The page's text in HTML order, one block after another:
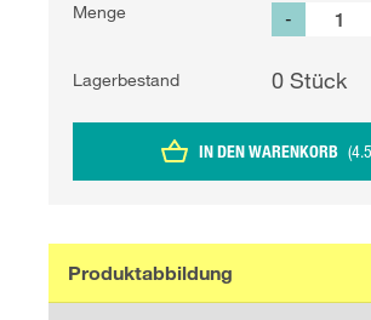
Menge -
Lagerbestand 0 Stück
IN DEN WARENKORB (
Produktabbildung